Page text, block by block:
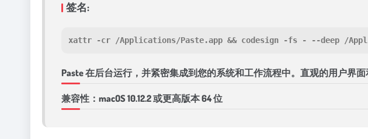
签名:
xattr -cr /Applications/Paste.app && codesign -fs - --deep /
Paste 在后台运行，并紧密集成到您的系统和工作流程中。直观的用户界
兼容性：macOS 10.12.2 或更高版本 64 位